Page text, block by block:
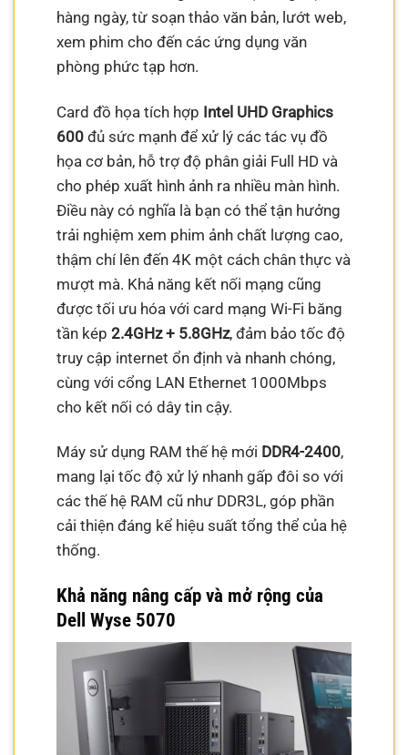
hàng ngày, từ soạn thảo văn bản, lướt web,
xem phim cho đến các ứng dụng văn
phòng phức tạp hơn.
Card đồ họa tích hợp Intel UHD Graphics
600 đủ sức mạnh để xử lý các tác vụ đồ
họa cơ bản, hỗ trợ độ phân giải Full HD và
cho phép xuất hình ảnh ra nhiều màn hình.
Điều này có nghĩa là bạn có thể tận hưởng
trải nghiệm xem phim ảnh chất lượng cao,
thậm chí lên đến 4K một cách chân thực và
mượt mà. Khả năng kết nối mạng cũng
được tối ưu hóa với card mạng Wi-Fi băng
tần kép2.4GHz + 5.8GHz, đảm bảo tốc độ
truy cập internet ổn định và nhanh chóng,
cùng với cổng LAN Ethernet 1000Mbps
cho kết nối có dây tin cậy.
Máy sử dụng RAM thế hệ mới DDR4-2400,
mang lại tốc độ xử lý nhanh gấp đôi so với
các thế hệ RAM cũ như DDR3L, góp phần
cải thiện đáng kể hiệu suất tổng thể của hệ
thống.
Khả năng nâng cấp và mở rộng của
Dell Wyse 5070